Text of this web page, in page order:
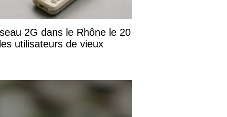
2G dans le Rhône le 20
utilisateurs de vieux